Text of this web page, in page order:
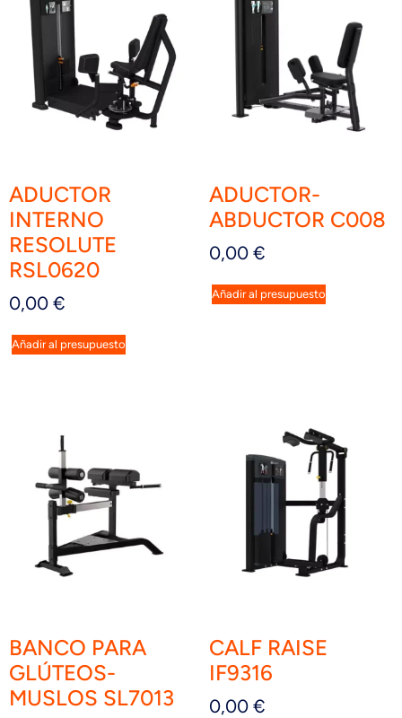
ADUCTOR
INTERNO
RESOLUTE
RSL0620
0,00 €
Añadir al presupuesto
ADUCTOR-
ABDUCTOR C008
0,00 €
Añadir al presupuesto
BANCO PARA
GLÚTEOS-
MUSLOS SL7013
CALF RAISE
IF9316
0,00 €